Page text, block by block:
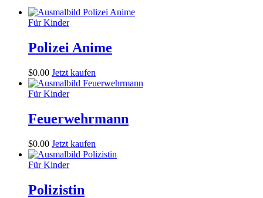
Für Kinder
Polizei Anime
$0.00 Jetzt kaufen
Für Kinder
Feuerwehrmann
$0.00 Jetzt kaufen
Für Kinder
Polizistin